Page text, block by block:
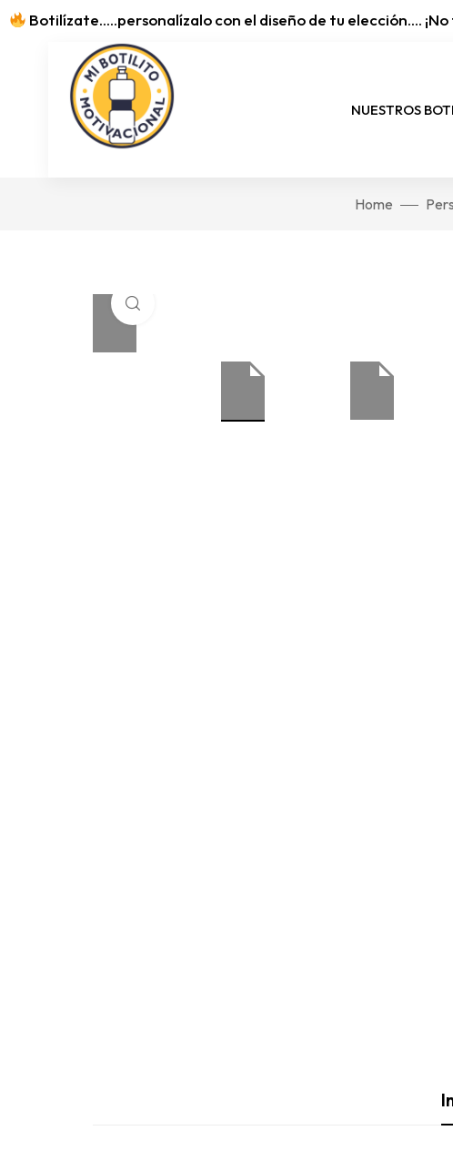
Botilízate.....personalízalo con el diseño de tu elección....
NUESTROS
Home